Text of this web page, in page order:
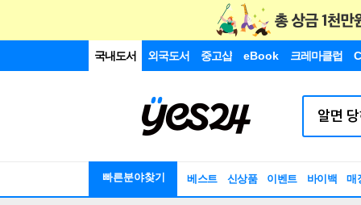
국내도서 외국도서 중고샵 eBook 크레마클럽
빠른분야찾기 베스트 신상품 이벤트 바이백 매